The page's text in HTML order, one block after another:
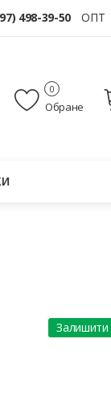
498-39-50 ОПТ
Обране
0
Залишити